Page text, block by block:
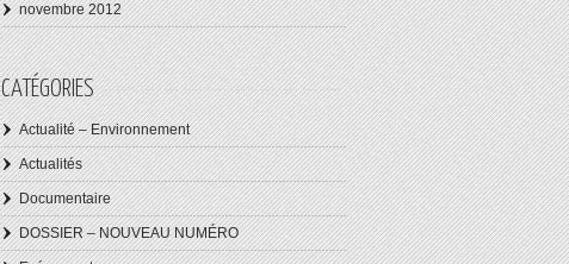
novembre 2012
CATÉGORIES
Actualité – Environnement
Actualités
Documentaire
DOSSIER – NOUVEAU NUMÉRO